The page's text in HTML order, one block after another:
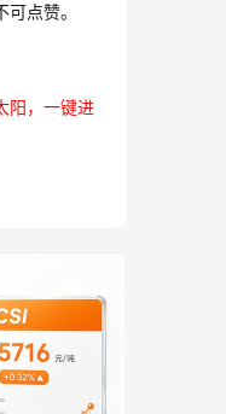
点赞。
阳，一键进